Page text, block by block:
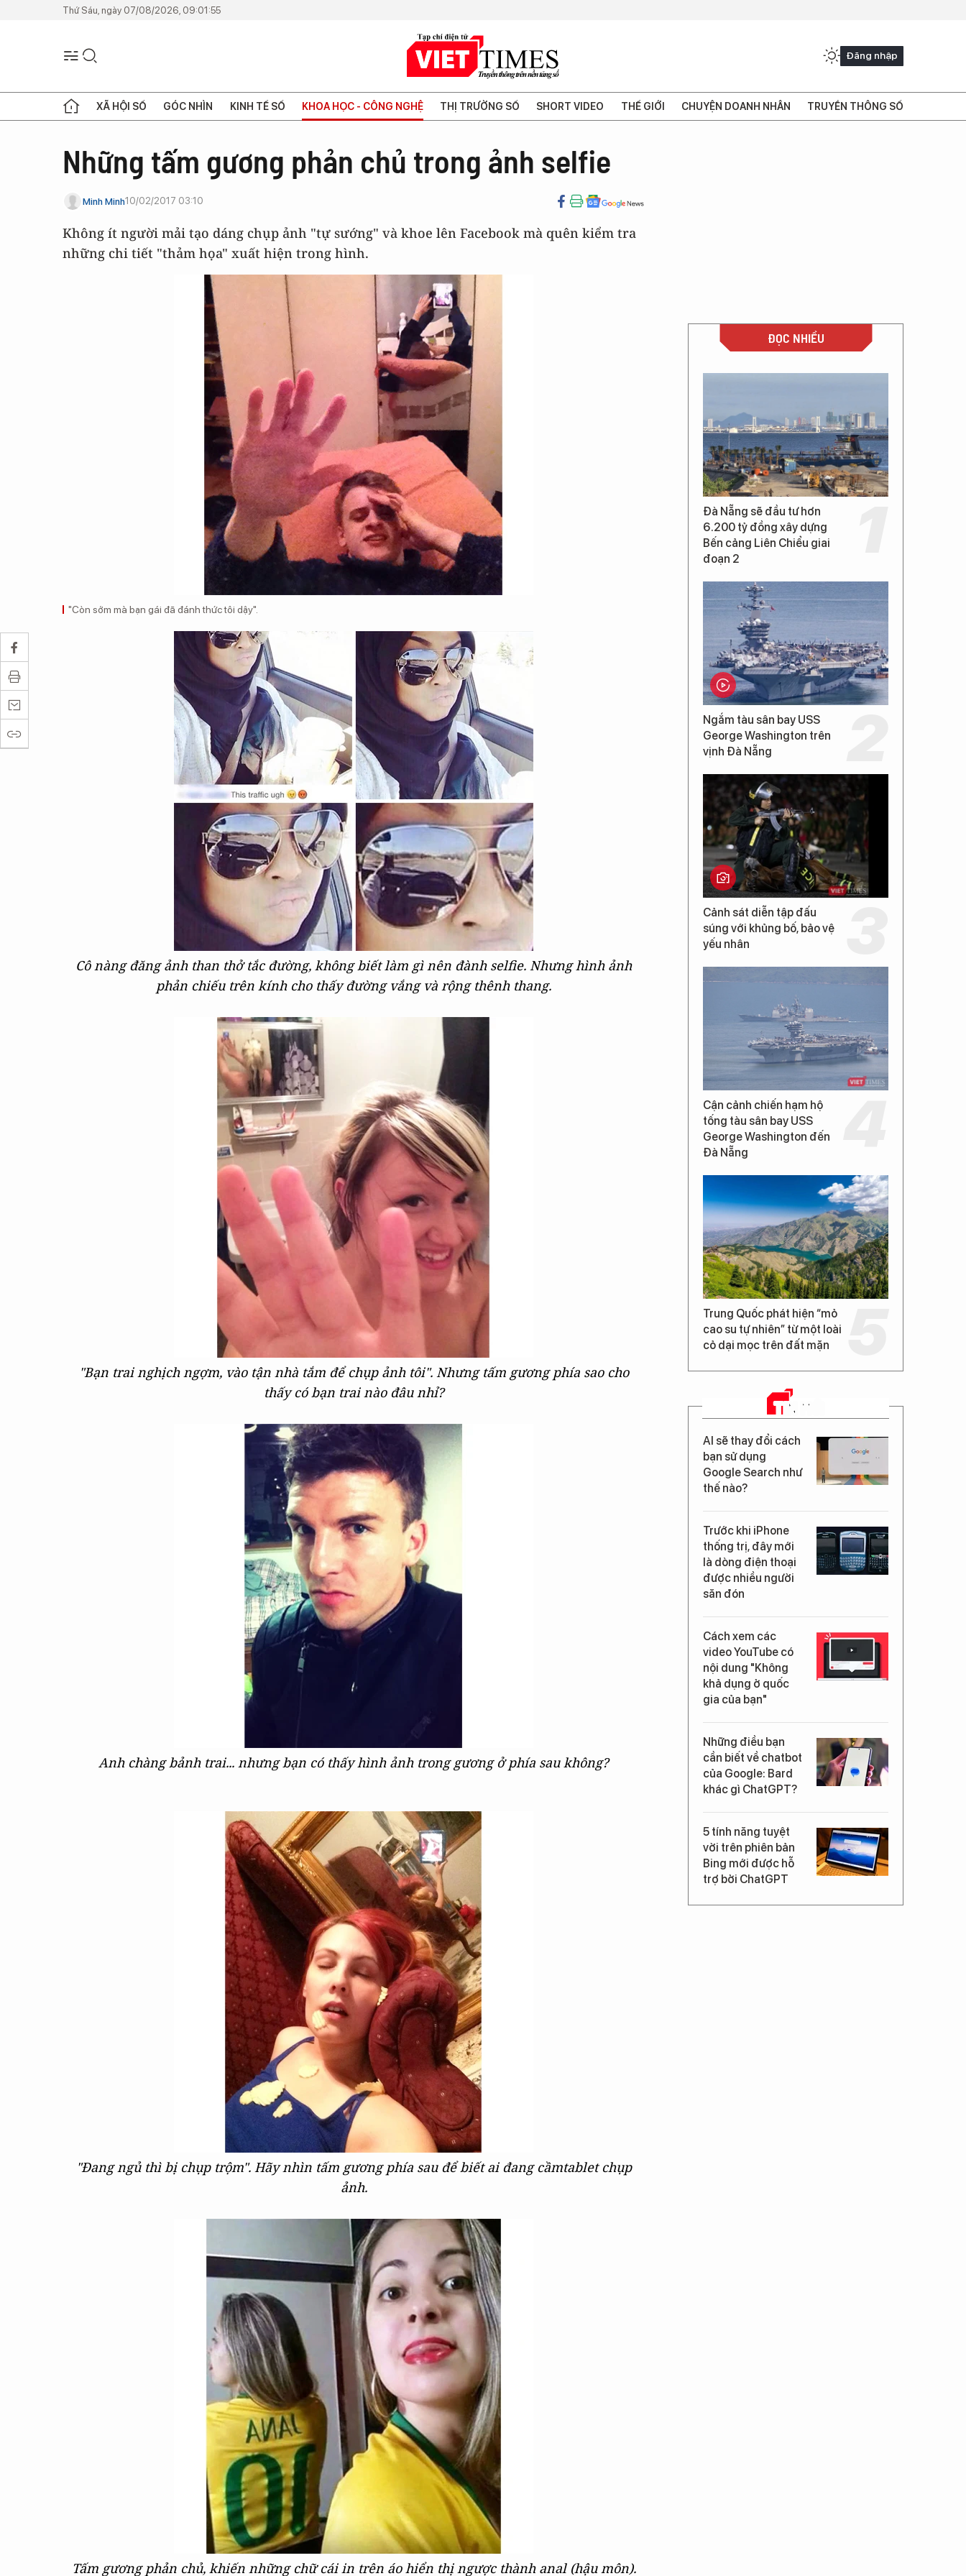
Thứ Sáu, ngày 07/08/2026, 09:01:55
Đăng nhập
XÃ HỘI SỐ GÓC NHÌN KINH TẾ SỐ KHOA HỌC - CÔNG NGHỆ THỊ TRƯỜNG SỐ SHORT VIDEO THẾ GIỚI CHUYỆN DOANH NHÂN TRUYỀN THÔNG SỐ
Những tấm gương phản chủ trong ảnh selfie
Minh Minh10/02/2017 03:10
Không ít người mải tạo dáng chụp ảnh "tự sướng" và khoe lên Facebook mà quên kiểm tra
những chi tiết "thảm họa" xuất hiện trong hình.
"Còn sớm mà bạn gái đã đánh thức tôi dậy".
Cô nàng đăng ảnh than thở tắc đường, không biết làm gì nên đành selfie. Nhưng hình ảnh
phản chiếu trên kính cho thấy đường vắng và rộng thênh thang.
"Bạn trai nghịch ngợm, vào tận nhà tắm để chụp ảnh tôi". Nhưng tấm gương phía sao cho
thấy có bạn trai nào đâu nhỉ?
Anh chàng bảnh trai... nhưng bạn có thấy hình ảnh trong gương ở phía sau không?
"Đang ngủ thì bị chụp trộm". Hãy nhìn tấm gương phía sau để biết ai đang cầmtablet chụp
ảnh.
Tấm gương phản chủ, khiến những chữ cái in trên áo hiển thị ngược thành anal (hậu môn).
ĐỌC NHIỀU
Đà Nẵng sẽ đầu tư hơn
6.200 tỷ đồng xây dựng
Bến cảng Liên Chiểu giai
đoạn 2
Ngắm tàu sân bay USS
George Washington trên
vịnh Đà Nẵng
Cảnh sát diễn tập đấu
súng với khủng bố, bảo vệ
yếu nhân
Cận cảnh chiến hạm hộ
tống tàu sân bay USS
George Washington đến
Đà Nẵng
Trung Quốc phát hiện “mỏ
cao su tự nhiên” từ một loài
cỏ dại mọc trên đất mặn
TIN MỚI
AI sẽ thay đổi cách
bạn sử dụng
Google Search như
thế nào?
Trước khi iPhone
thống trị, đây mới
là dòng điện thoại
được nhiều người
săn đón
Cách xem các
video YouTube có
nội dung "Không
khả dụng ở quốc
gia của bạn"
Những điều bạn
cần biết về chatbot
của Google: Bard
khác gì ChatGPT?
5 tính năng tuyệt
vời trên phiên bản
Bing mới được hỗ
trợ bởi ChatGPT